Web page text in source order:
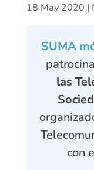
18 May 2020 |
SUMA
las
con